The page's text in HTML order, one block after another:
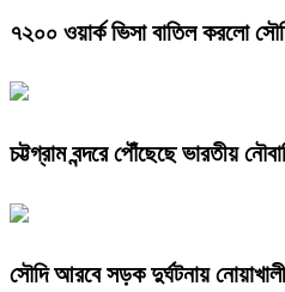
৭২০০ ওয়ার্ক ভিসা বাতিল করলো
চট্টগ্রাম বন্দরে পৌঁছেছে ভারতীয়
সৌদি আরবে সড়ক দুর্ঘটনায়